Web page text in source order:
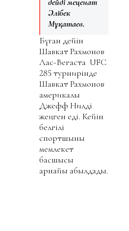
Әлібек
Мұқатаев.
Бұған дейін
Шавкат Рахмонов
Лас-Вегаста UFC
285 турнирінде
Шавкат Рахмонов
америкалық
Джефф Нилді
жеңген еді. Кейін
белгілі
спортшыны
мемлекет
басшысы
арнайы қабылдады.